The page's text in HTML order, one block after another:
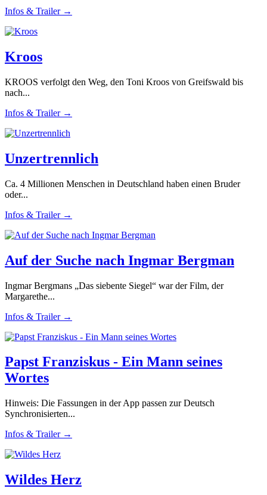
Infos & Trailer →
Kroos
KROOS verfolgt den Weg, den Toni Kroos von Greifswald bis
nach...
Infos & Trailer →
Unzertrennlich
Ca. 4 Millionen Menschen in Deutschland haben einen Bruder
oder...
Infos & Trailer →
Auf der Suche nach Ingmar Bergman
Ingmar Bergmans „Das siebente Siegel“ war der Film, der
Margarethe...
Infos & Trailer →
Papst Franziskus - Ein Mann seines
Wortes
Hinweis: Die Fassungen in der App passen zur Deutsch
Synchronisierten...
Infos & Trailer →
Wildes Herz